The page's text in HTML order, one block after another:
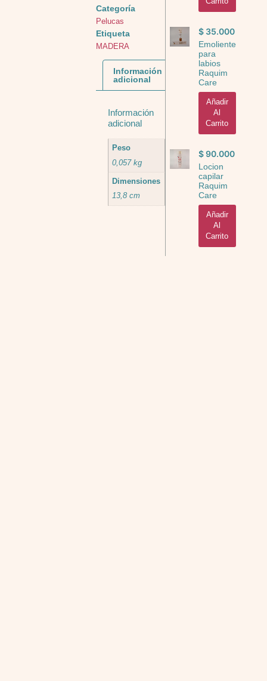
Categoría
Pelucas
Etiqueta
MADERA
Información
adicional
Información
adicional
Peso
0,057 kg
Dimensiones
13,8 cm
$35.000
Emoliente
para
labios
Raquim
Care
Añadir
Al
Carrito
$90.000
Locion
capilar
Raquim
Care
Añadir
Al
Carrito